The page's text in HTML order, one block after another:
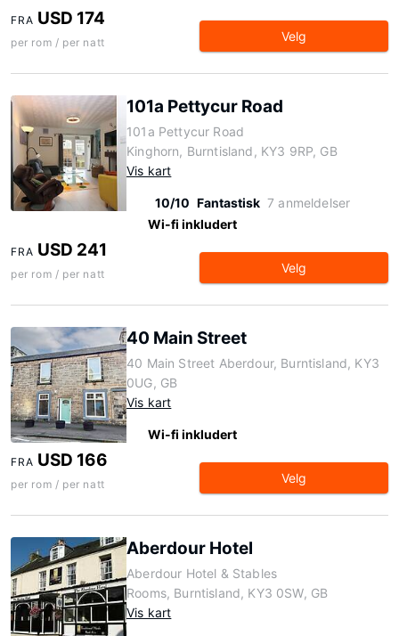
FRA USD 174
per rom / per natt Velg
101a Pettycur Road
101a Pettycur Road
Kinghorn, Burntisland, KY3 9RP, GB
Vis kart
10/10 Fantastisk 7 anmeldelser
Wi-fi inkludert
FRA USD 241
per rom / per natt Velg
40 Main Street
40 Main Street Aberdour, Burntisland, KY3
0UG, GB
Vis kart
Wi-fi inkludert
FRA USD 166
per rom / per natt Velg
Aberdour Hotel
Aberdour Hotel & Stables
Rooms, Burntisland, KY3 0SW, GB
Vis kart